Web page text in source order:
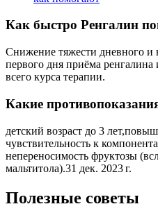
Как быстро Ренгалин
Снижение тяжести дневного и
первого дня приёма
всего курса терапии.
Какие
детский возраст до 3
чувствительность к
непереносимость фруктозы
мальтитола).31 дек. 2023 г.
Полезные советы